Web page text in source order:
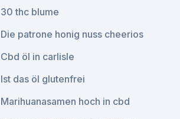
30 thc blume
Die patrone honig nuss cheerios
Cbd öl in carlisle
Ist das öl glutenfrei
Marihuanasamen hoch in cbd